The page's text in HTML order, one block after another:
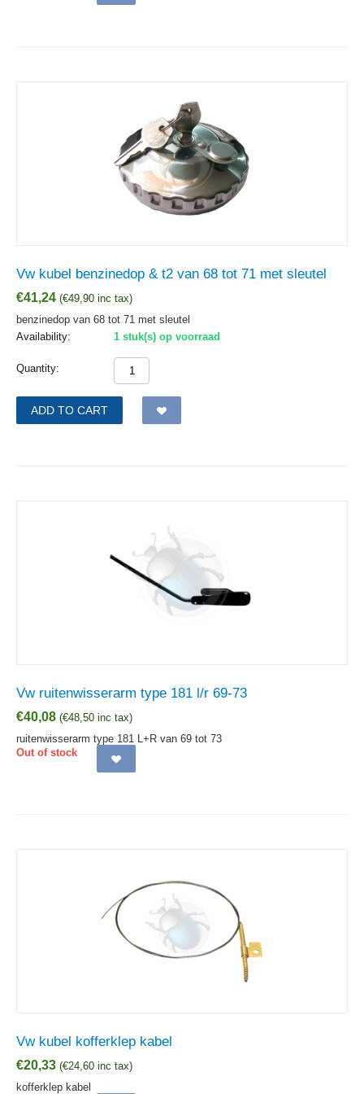
Vw kubel benzinedop & t2 van 68 tot 71 met sleutel
€41,24 (€49,90 inc tax)
benzinedop van 68 tot 71 met sleutel
Availability:
1 stuk(s) op voorraad
Quantity:
ADD TO CART
Vw ruitenwisserarm type 181 l/r 69-73
€40,08 (€48,50 inc tax)
ruitenwisserarm type 181 L+R van 69 tot 73
Out of stock
Vw kubel kofferklep kabel
€20,33 (€24,60 inc tax)
kofferklep kabel